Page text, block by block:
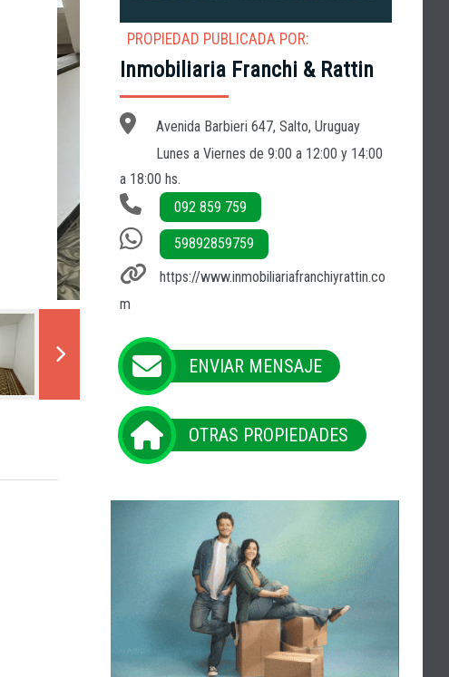
PROPIEDAD PUBLICADA POR:
Inmobiliaria Franchi & Rattin
Avenida Barbieri 647, Salto, Uruguay
Lunes a Viernes de 9:00 a 12:00 y 14:00
a 18:00 hs.
092 859 759
59892859759
https://www.inmobiliariafranchiyrattin.co
m
ENVIAR MENSAJE
OTRAS PROPIEDADES